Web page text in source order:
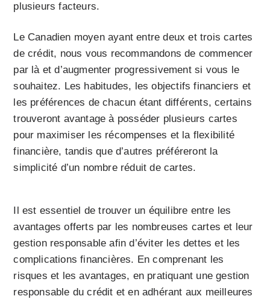
plusieurs facteurs.
Le Canadien moyen ayant entre deux et trois cartes
de crédit, nous vous recommandons de commencer
par là et d’augmenter progressivement si vous le
souhaitez. Les habitudes, les objectifs financiers et
les préférences de chacun étant différents, certains
trouveront avantage à posséder plusieurs cartes
pour maximiser les récompenses et la flexibilité
financière, tandis que d’autres préféreront la
simplicité d’un nombre réduit de cartes.
Il est essentiel de trouver un équilibre entre les
avantages offerts par les nombreuses cartes et leur
gestion responsable afin d’éviter les dettes et les
complications financières. En comprenant les
risques et les avantages, en pratiquant une gestion
responsable du crédit et en adhérant aux meilleures